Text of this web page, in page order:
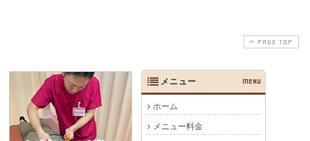
PAGE TOP
メニュー MENU
ホーム
メニュー料金